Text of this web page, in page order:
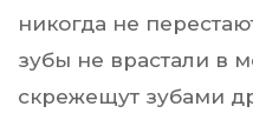
никогда не
зубы не врастали в
скрежещут зубами